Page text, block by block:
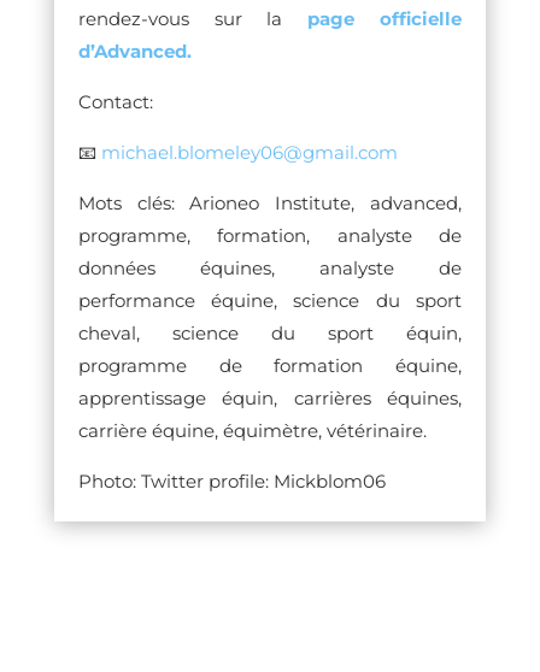
rendez-vous sur la page officielle
d’Advanced.
Contact:
📧 michael.blomeley06@gmail.com
Mots clés: Arioneo Institute, advanced,
programme, formation, analyste de
données équines, analyste de
performance équine, science du sport
cheval, science du sport équin,
programme de formation équine,
apprentissage équin, carrières équines,
carrière équine, équimètre, vétérinaire.
Photo: Twitter profile: Mickblom06